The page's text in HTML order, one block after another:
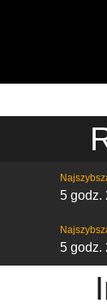
5 godz.
5 godz.